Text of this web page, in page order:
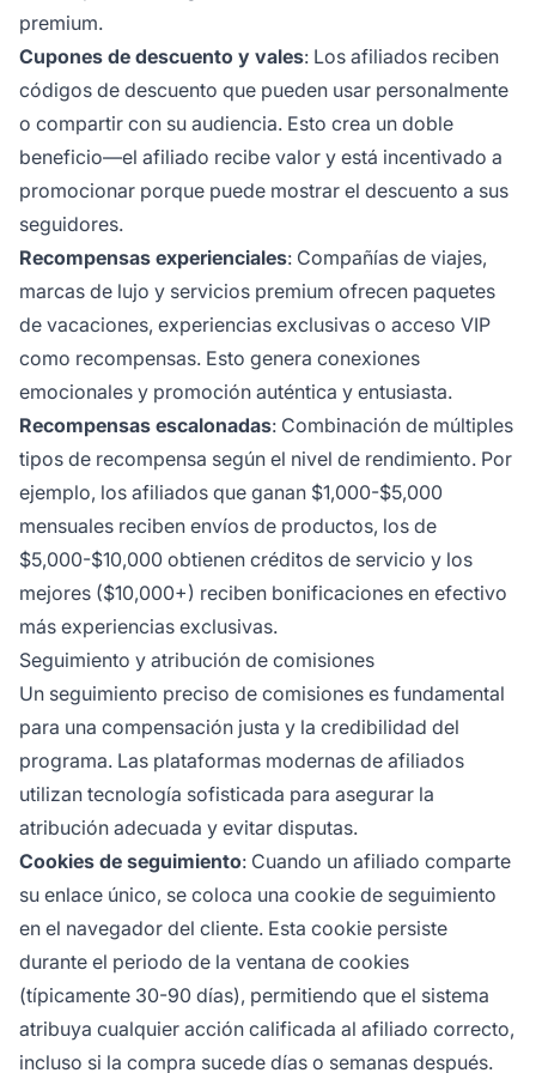
premium.
Cupones de descuento y vales: Los afiliados reciben
códigos de descuento que pueden usar personalmente
o compartir con su audiencia. Esto crea un doble
beneficio—el afiliado recibe valor y está incentivado a
promocionar porque puede mostrar el descuento a sus
seguidores.
Recompensas experienciales: Compañías de viajes,
marcas de lujo y servicios premium ofrecen paquetes
de vacaciones, experiencias exclusivas o acceso VIP
como recompensas. Esto genera conexiones
emocionales y promoción auténtica y entusiasta.
Recompensas escalonadas: Combinación de múltiples
tipos de recompensa según el nivel de rendimiento. Por
ejemplo, los afiliados que ganan $1,000-$5,000
mensuales reciben envíos de productos, los de
$5,000-$10,000 obtienen créditos de servicio y los
mejores ($10,000+) reciben bonificaciones en efectivo
más experiencias exclusivas.
Seguimiento y atribución de comisiones
Un seguimiento preciso de comisiones es fundamental
para una compensación justa y la credibilidad del
programa. Las plataformas modernas de afiliados
utilizan tecnología sofisticada para asegurar la
atribución adecuada y evitar disputas.
Cookies de seguimiento: Cuando un afiliado comparte
su enlace único, se coloca una cookie de seguimiento
en el navegador del cliente. Esta cookie persiste
durante el periodo de la ventana de cookies
(típicamente 30-90 días), permitiendo que el sistema
atribuya cualquier acción calificada al afiliado correcto,
incluso si la compra sucede días o semanas después.